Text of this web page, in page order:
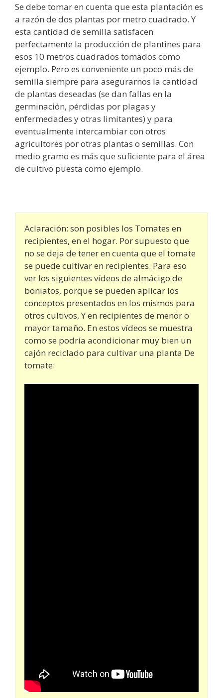
Se debe tomar en cuenta que esta plantación es
a razón de dos plantas por metro cuadrado. Y
esta cantidad de semilla satisfacen
perfectamente la producción de plantines para
esos 10 metros cuadrados tomados como
ejemplo. Pero es conveniente un poco más de
semilla siempre para asegurarnos la cantidad
de plantas deseadas (se dan fallas en la
germinación, pérdidas por plagas y
enfermedades y otras limitantes) y para
eventualmente intercambiar con otros
agricultores por otras plantas o semillas. Con
medio gramo es más que suficiente para el área
de cultivo puesta como ejemplo.
Aclaración: son posibles los Tomates en
recipientes, en el hogar. Por supuesto que
no se deja de tener en cuenta que el tomate
se puede cultivar en recipientes. Para eso
ver los siguientes vídeos de almácigo de
boniatos, porque se pueden aplicar los
conceptos presentados en los mismos para
otros cultivos, Y en recipientes de menor o
mayor tamaño. En estos vídeos se muestra
como se podría acondicionar muy bien un
cajón reciclado para cultivar una planta De
tomate: